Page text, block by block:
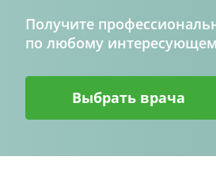
Получите
по любому
Выбрать врача